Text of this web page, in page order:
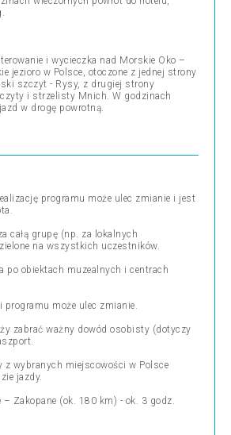
i wycieczka nad Morskie Oko –
jezioro w Polsce, otoczone z jednej strony
szczyt - Rysy, z drugiej strony
i strzelisty Mnich. W godzinach
w drogę powrotną.
programu może ulec zmianie i jest
całą grupę (np. za lokalnych
na wszystkich uczestników.
po obiektach muzealnych i centrach
programu może ulec zmianie.
zabrać ważny dowód osobisty (dotyczy
z wybranych miejscowości w Polsce
jazdy.
– Zakopane (ok. 180 km) - ok. 3 godz.